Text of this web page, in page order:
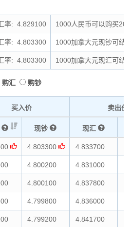
率: 4.829100 1000人民币可以购买
率: 4.803300 1000加拿大元现钞可结
率: 4.803300 1000加拿大元现汇可结
购汇 购钞
买入价 卖出价
现钞 现汇
4.803300 4.833700
4.800200 4.831000
4.800100 4.837800
4.799800 4.836000
4.799200 4.841700